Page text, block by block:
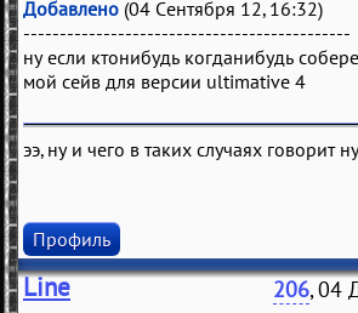
Добавлено (04 Сентября 12, 16:32)
---------------------------------------------
ну если ктонибудь когданибудь
мой сейв для версии ultimative 4
ээ, ну и чего в таких случаях говорит
Профиль
Line 206, 04